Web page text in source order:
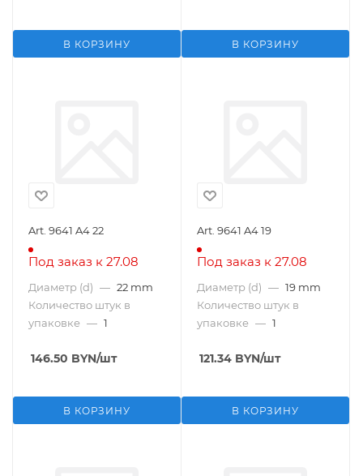
В КОРЗИНУ В КОРЗИНУ
Art. 9641 A4 22
Под заказ к 27.08
Диаметр (d) — 22 mm
Количество штук в
упаковке — 1
146.50 BYN/шт
В КОРЗИНУ
Art. 9641 A4 19
Под заказ к 27.08
Диаметр (d) — 19 mm
Количество штук в
упаковке — 1
121.34 BYN/шт
В КОРЗИНУ